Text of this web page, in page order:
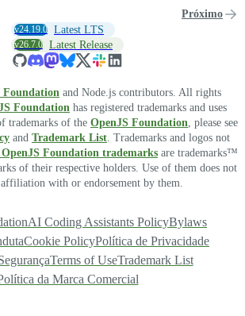
Próximo
v24.19.0 Latest LTS
v26.7.0 Latest Release
Foundation and Node.js contributors. All rights
Foundation has registered trademarks and uses
trademarks of the OpenJS Foundation , please see
and Trademark List . Trademarks and logos not
Foundation trademarks are trademarks™
of their respective holders. Use of them does not
with or endorsement by them.
AI Coding Assistants PolicyBylaws
Cookie PolicyPolítica de Privacidade
Terms of UseTrademark List
da Marca Comercial